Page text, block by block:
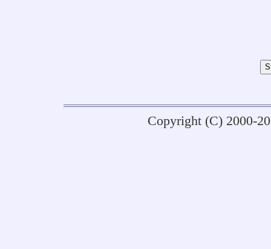
Copyright (C) 2000-